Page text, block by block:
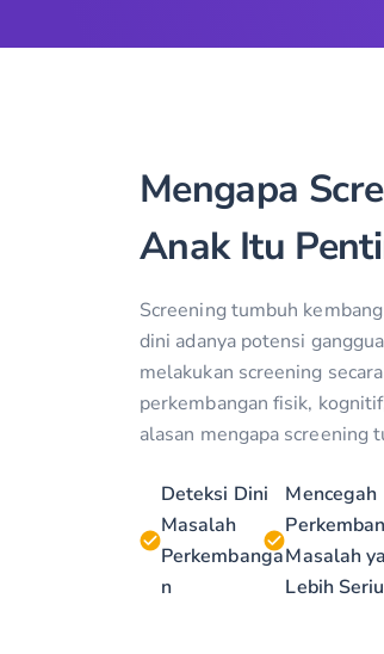
Mengapa
Anak Itu
Screening tumbuh
dini adanya potensi
melakukan screening
perkembangan fisik,
alasan mengapa screening
Deteksi Dini
Masalah
Perkembanga
n
Mencegah
Masalah
Lebih